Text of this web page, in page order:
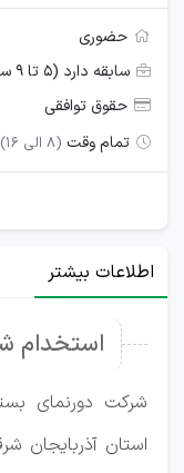
حضوری
سابقه دارد (۵ تا ۹ سال)
حقوق توافقی
تمام وقت (8 الی 16)
اطلاعات بیشتر
استخدام
شرکت دورنمای